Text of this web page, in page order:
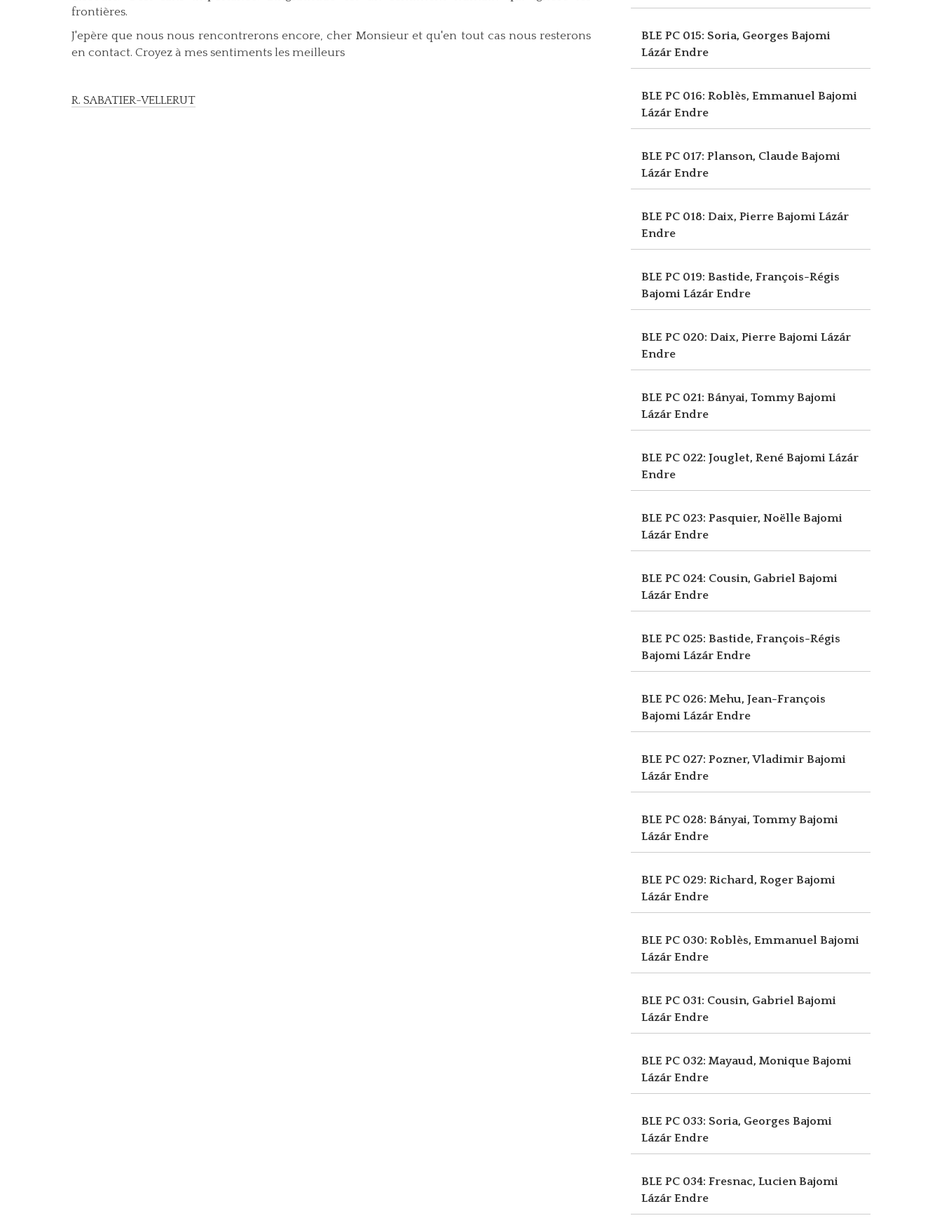
frontières.
J'epère que nous nous rencontrerons encore, cher Monsieur et qu'en tout cas nous resterons
en contact. Croyez à mes sentiments les meilleurs
R. SABATIER-VELLERUT
BLE PC 015: Soria, Georges Bajomi
Lázár Endre
BLE PC 016: Roblès, Emmanuel Bajomi
Lázár Endre
BLE PC 017: Planson, Claude Bajomi
Lázár Endre
BLE PC 018: Daix, Pierre Bajomi Lázár
Endre
BLE PC 019: Bastide, François-Régis
Bajomi Lázár Endre
BLE PC 020: Daix, Pierre Bajomi Lázár
Endre
BLE PC 021: Bányai, TommyBajomi
Lázár Endre
BLE PC 022: Jouglet, René Bajomi Lázár
Endre
BLE PC 023: Pasquier, Noëlle Bajomi
Lázár Endre
BLE PC 024: Cousin, Gabriel Bajomi
Lázár Endre
BLE PC 025: Bastide, François-Régis
Bajomi Lázár Endre
BLE PC 026: Mehu, Jean-François
Bajomi Lázár Endre
BLE PC 027: Pozner, Vladimir Bajomi
Lázár Endre
BLE PC 028: Bányai, TommyBajomi
Lázár Endre
BLE PC 029: Richard, Roger Bajomi
Lázár Endre
BLE PC 030: Roblès, Emmanuel Bajomi
Lázár Endre
BLE PC 031: Cousin, Gabriel Bajomi
Lázár Endre
BLE PC 032: Mayaud, Monique Bajomi
Lázár Endre
BLE PC 033: Soria, Georges Bajomi
Lázár Endre
BLE PC 034: Fresnac, LucienBajomi
Lázár Endre